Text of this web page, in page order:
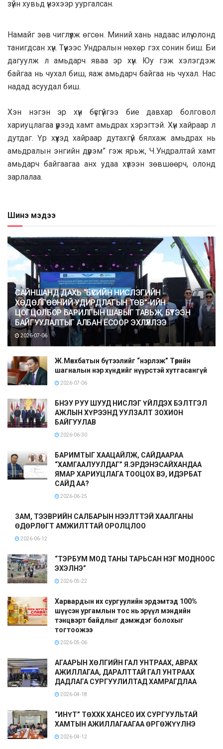
зүйн хувьд үнэхээр уургалсан.
Намайг зөв чиглүүлж өгсөн. Миний хань надаас илүү олонд
танигдсан хүн. Түүнээс Ундралын нөхөр гэх сонин биш. Би
дагуулж л амьдарч яваа эр хүн. Юу гэж хэлэгдэж
байгаа нь чухал биш, яаж амьдарч байгаа нь чухал. Нас
надад асуудал биш.
Хэн нэгэн эр хүн бүсгүйгээ бие давхар болговол
хариуцлагаа үүрээд хамт амьдрах хэрэгтэй. Хүн хайраар л
дутдаг. Үр хүүхэд хайраар дутахгүй бялхаж амьдрах нь
амьдралын энгийн дүрэм” гэж ярьж, Ч.Ундралтай хамт
амьдарч байгаагаа анх удаа хүлээн зөвшөөрч, олонд
зарлалаа.
Шинэ мэдээ
САЙНШАНД ДАХЬ “БҮСИЙН НИСЛЭГИЙН
ХӨДӨЛГӨӨНИЙ УДИРДЛАГЫН ТӨВ”-ИЙН
ЦОГЦОЛБОР БАРИЛГЫН ШАВЫГ ТАВЬЖ, БҮТЭЭН
БАЙГУУЛАЛТЫГ АЛБАН ЁСООР ЭХЛҮҮЛЛЭЭ
2026-07-06
Ж.Мөнхбатын бүтээлийг “нэрлэж” Төрийн
шагналын нэр хүндийг нүүрстэй хутгасангүй
2026-07-06
БНЭУ РУУ ШУУД НИСЛЭГ ҮЙЛДЭХ БЭЛТГЭЛ
АЖЛЫН ХҮРЭЭНД УУЛЗАЛТ ЗОХИОН
БАЙГУУЛАВ
2026-06-30
БАРИМТЫГ ХААЦАЙЛЖ, САЙДААРАА
“ХАМГААЛУУЛДАГ” Я.ЭРДЭНЭСАЙХАНДАА
ЯМАР ХАРИУЦЛАГА ТООЦОХ ВЭ, ИДЭРБАТ
САЙД АА?
2026-06-25
ЗАМ, ТЭЭВРИЙН САЛБАРЫН НЭЭЛТТЭЙ ХААЛГАНЫ
ӨДӨРЛӨГТ АМЖИЛТТАЙ ОРОЛЦЛОО
2026-06-12
“ТЭРБУМ МОД ТАНЫ ТАРЬСАН НЭГ МОДНООС
ЭХЭЛНЭ”
2026-05-22
Харвардын их сургуулийн эрдэмтэд 100%
шүүсэн ургамлын тос нь эрүүл мэндийн
тэнцвэрт байдлыг дэмждэг болохыг
тогтоожээ
2026-05-06
АГААРЫН ХӨЛГИЙН ГАЛ УНТРААХ, АВРАХ
АЖИЛЛАГАА, ДАРАЛТТАЙ ГАЛ УНТРААХ
ДАДЛАГА СУРГУУЛИЛТАД ХАМРАГДЛАА
2026-04-18
“ИНҮТ” ТӨХХК ХАНСЕО ИХ СУРГУУЛЬТАЙ
ХАМТЫН АЖИЛЛАГААГАА ӨРГӨЖҮҮЛНЭ
2026-04-12